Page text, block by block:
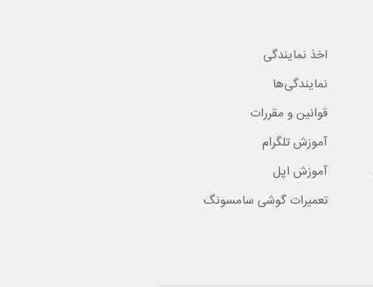
اخذ نمایندگی
نمایندگی‌ها
قوانین و مقررات
آموزش تلگرام
آموزش اپل
تعمیرات گوشی سامسونگ